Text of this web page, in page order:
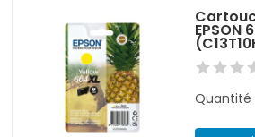
EPSON
Quantité